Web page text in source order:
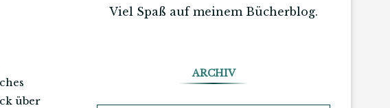
über
Viel Spaß auf meinem Bücherblog.
ARCHIV